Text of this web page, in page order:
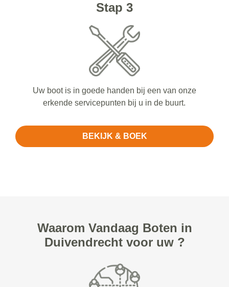
Stap 3
Uw boot is in goede handen bij een van onze
erkende servicepunten bij u in de buurt.
BEKIJK & BOEK
Waarom Vandaag Boten in
Duivendrecht voor uw ?